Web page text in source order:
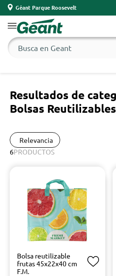
Géant Parque Roosevelt
Resultados de
Bolsas Reutilizables
Relevancia
6PRODUCTOS
Bolsa reutilizable
frutas 45x22x40 cm
F.M.